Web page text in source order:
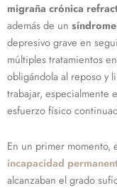
migraña crónica
además de un
depresivo grave en
múltiples tratamientos
obligándola al reposo y
trabajar, especialmente
esfuerzo físico
En un primer momento,
incapacidad
alcanzaban el grado